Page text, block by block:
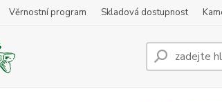
Věrnostní program Skladová dostupnost